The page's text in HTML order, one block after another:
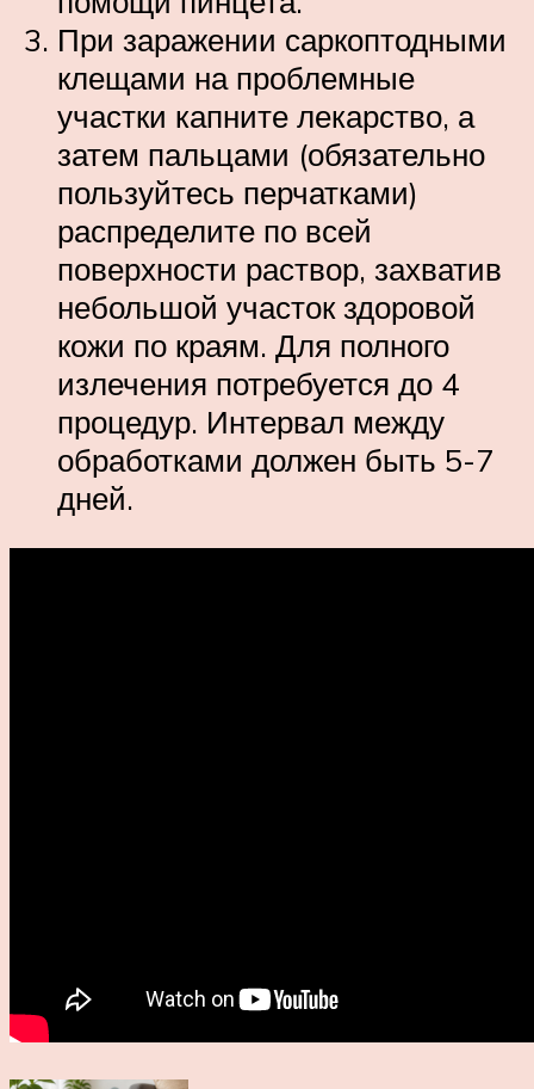
При заражении саркоптодными
клещами на проблемные
участки капните лекарство, а
затем пальцами (обязательно
пользуйтесь перчатками)
распределите по всей
поверхности раствор, захватив
небольшой участок здоровой
кожи по краям. Для полного
излечения потребуется до 4
процедур. Интервал между
обработками должен быть 5-7
дней.